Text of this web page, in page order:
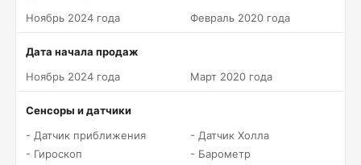
Ноябрь 2024 года
Февраль 2020 года
Дата начала продаж
Ноябрь 2024 года
Март 2020 года
Сенсоры и датчики
- Датчик приближения
- Гироскоп
- Датчик Холла
- Барометр